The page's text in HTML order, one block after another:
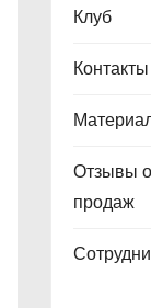
Клуб
Контакты
Отзывы
продаж